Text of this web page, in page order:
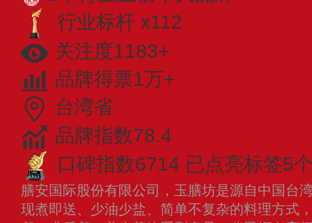
行业标杆 x112
关注度1183+
品牌得票1万+
台湾省
品牌指数78.4
口碑指数6714 已点亮标签5
膳安国际股份有限公司，玉膳坊是源自中国台
现煮即送、少油少盐、简单不复杂的料理方式